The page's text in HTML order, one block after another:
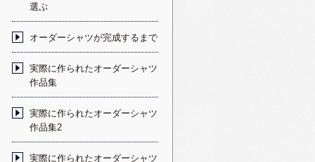
選ぶ
オーダーシャツが完成するまで
実際に作られたオーダーシャツ
作品集
実際に作られたオーダーシャツ
作品集2
実際に作られたオーダーシャツ